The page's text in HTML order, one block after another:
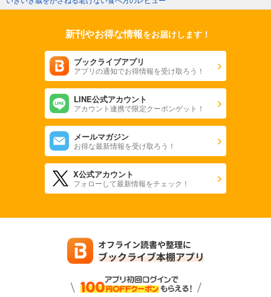
新刊やお得な情報をお届けします！
ブックライブアプリ
アプリの通知でお得情報を受け取ろう！
LINE公式アカウント
アカウント連携で限定クーポンゲット！
メールマガジン
お得な最新情報を受け取ろう！
X公式アカウント
フォローして最新情報をチェック！